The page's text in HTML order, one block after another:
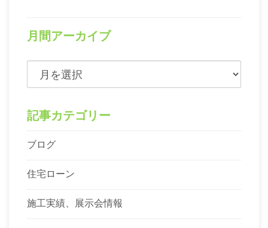
月間アーカイブ
記事カテゴリー
ブログ
住宅ローン
施工実績、展示会情報